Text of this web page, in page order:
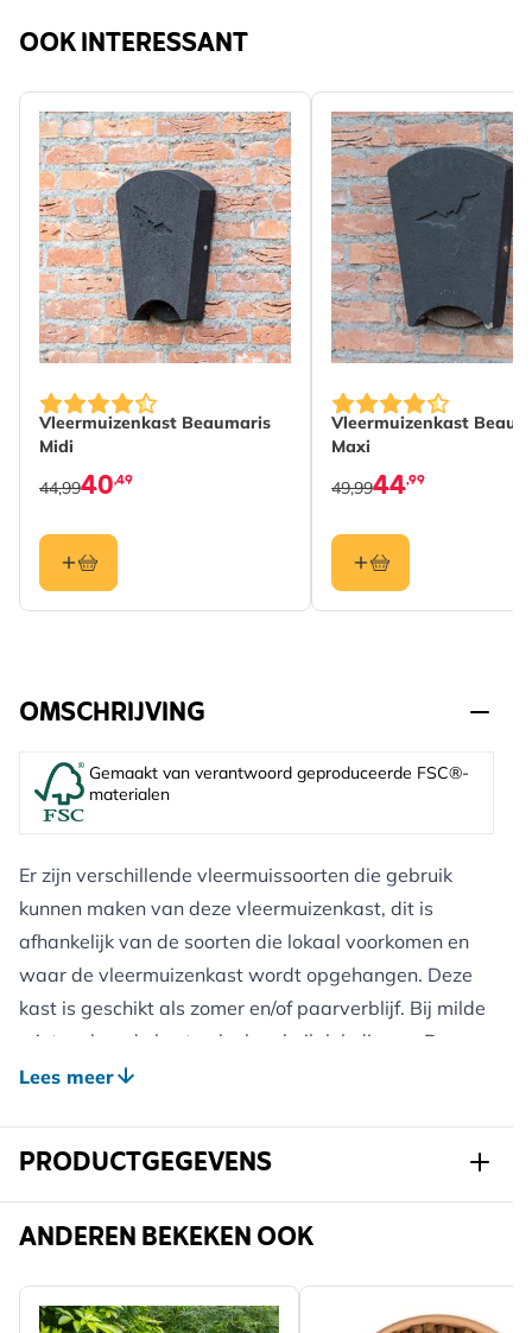
OOK INTERESSANT
Vleermuizenkast Beaumaris
Midi
40,49
44,99
Vleermuizenkast
Maxi
44,99
49,99
OMSCHRIJVING
Gemaakt van verantwoord geproduceerde FSC®-
materialen
Er zijn verschillende vleermuissoorten die gebruik
kunnen maken van deze vleermuizenkast, dit is
afhankelijk van de soorten die lokaal voorkomen en
waar de vleermuizenkast wordt opgehangen. Deze
kast is geschikt als zomer en/of paarverblijf. Bij milde
winters kan de kast ook als schuilplek dienen. De
binnenzijde van de achterwand is bewerkt met
zacht oppervlak, het voorkomt dat vleermuizen
slijtage aan vleugels of nagels krijgen.
kast:
Geschikt voor:
Lees meer
PRODUCTGEGEVENS
Art.nr. 914840119
Gewicht 12.225 kg
ANDEREN BEKEKEN OOK